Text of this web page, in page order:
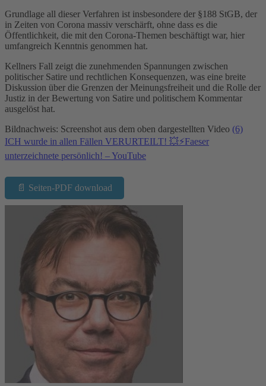
Grundlage all dieser Verfahren ist insbesondere der §188 StGB, der
in Zeiten von Corona massiv verschärft, ohne dass es die
Öffentlichkeit, die mit den Corona-Themen beschäftigt war, hier
umfangreich Kenntnis genommen hat.
Kellners Fall zeigt die zunehmenden Spannungen zwischen
politischer Satire und rechtlichen Konsequenzen, was eine breite
Diskussion über die Grenzen der Meinungsfreiheit und die Rolle der
Justiz in der Bewertung von Satire und politischem Kommentar
ausgelöst hat.
Bildnachweis: Screenshot aus dem oben dargestellten Video (6)
ICH wurde in allen Fällen VERURTEILT! 💥⚡️Faeser
unterzeichnete persönlich! – YouTube
📄 Seiten-PDF download